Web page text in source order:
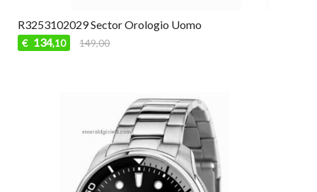
R3253102029 Sector Orologio Uomo
€ 134,10 149,00